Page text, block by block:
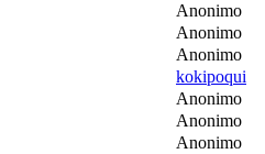
Anonimo
Anonimo
Anonimo
kokipoqui
Anonimo
Anonimo
Anonimo